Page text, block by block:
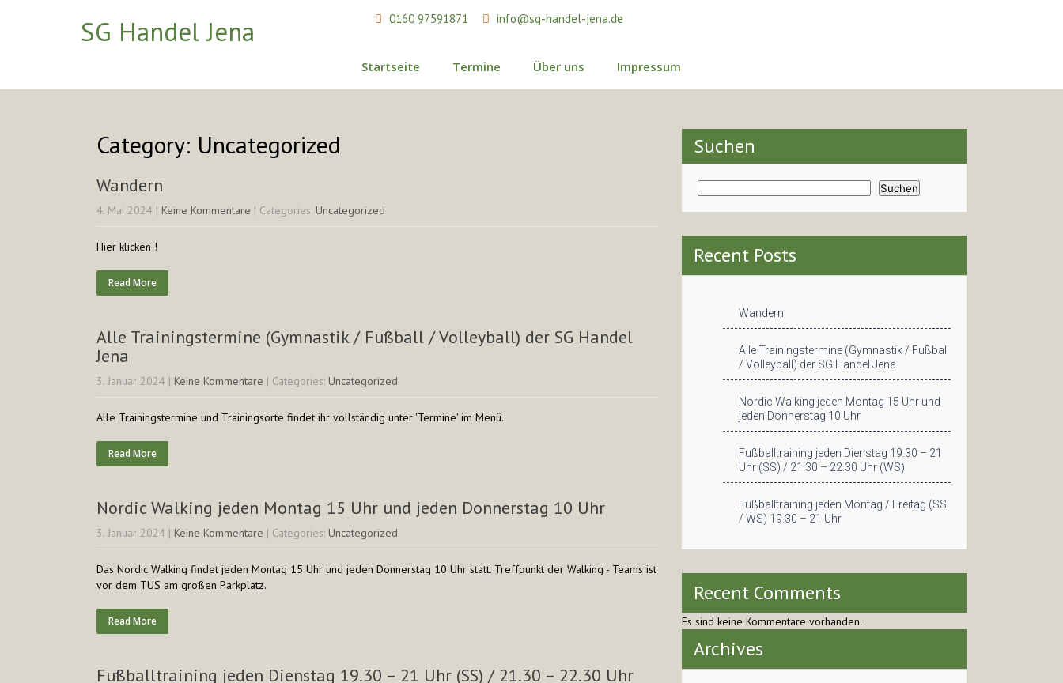
0160 97591871 info@sg-handel-jena.de
SG Handel Jena
Startseite Termine Über uns Impressum
Category: Uncategorized
Wandern
4. Mai 2024 | Keine Kommentare | Categories: Uncategorized
Hier klicken !
Read More
Alle Trainingstermine (Gymnastik / Fußball / Volleyball) der SG Handel
Jena
3. Januar 2024 | Keine Kommentare | Categories: Uncategorized
Alle Trainingstermine und Trainingsorte findet ihr vollständig unter 'Termine' im Menü.
Read More
Nordic Walking jeden Montag 15 Uhr und jeden Donnerstag 10 Uhr
3. Januar 2024 | Keine Kommentare | Categories: Uncategorized
Das Nordic Walking findet jeden Montag 15 Uhr und jeden Donnerstag 10 Uhr statt. Treffpunkt der Walking - Teams ist
vor dem TUS am großen Parkplatz.
Read More
Fußballtraining jeden Dienstag 19.30 – 21 Uhr (SS) / 21.30 – 22.30 Uhr
Suchen
Suchen
Recent Posts
Wandern
Alle Trainingstermine (Gymnastik / Fußball
/ Volleyball) der SG Handel Jena
Nordic Walking jeden Montag 15 Uhr und
jeden Donnerstag 10 Uhr
Fußballtraining jeden Dienstag 19.30 – 21
Uhr (SS) / 21.30 – 22.30 Uhr (WS)
Fußballtraining jeden Montag / Freitag (SS
/ WS) 19.30 – 21 Uhr
Recent Comments
Es sind keine Kommentare vorhanden.
Archives